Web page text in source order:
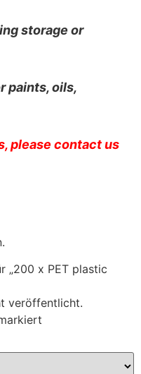
storage or
paints, oils,
please contact us
„200 x PET plastic
veröffentlicht.